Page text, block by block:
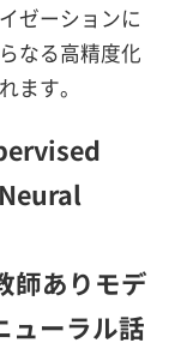
ゼーションに
なる高精度化
ます。
師ありモデ
ューラル話